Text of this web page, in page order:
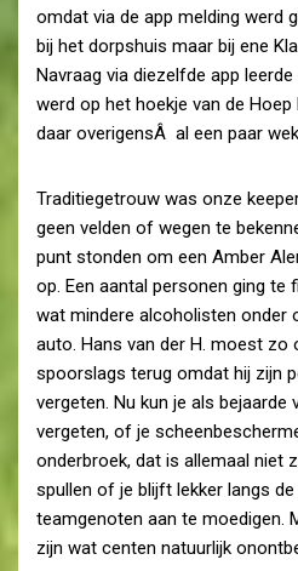
omdat via de app melding werd
bij het dorpshuis maar bij ene
Navraag via diezelfde app
werd op het hoekje van de Hoep
daar overigensÂ al een paar
Traditiegetrouw was onze
geen velden of wegen te
punt stonden om een Amber
op. Een aantal personen ging te
wat mindere alcoholisten onder
auto. Hans van der H. moest zo
spoorslags terug omdat hij zijn
vergeten. Nu kun je als bejaarde
vergeten, of je
onderbroek, dat is allemaal niet
spullen of je blijft lekker langs
teamgenoten aan te moedigen.
zijn wat centen natuurlijk